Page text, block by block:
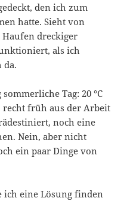
den ich zum
hatte. Sieht von
dreckiger
als ich
da.
Tag: 20 °C
recht früh aus der Arbeit
noch eine
Nein, aber nicht
ein paar Dinge von
ich eine Lösung finden